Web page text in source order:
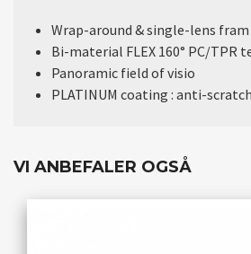
Wrap-around & single-lens fram
Bi-material FLEX 160° PC/TPR
Panoramic field of visio
PLATINUM coating : anti-
VI ANBEFALER OGSÅ